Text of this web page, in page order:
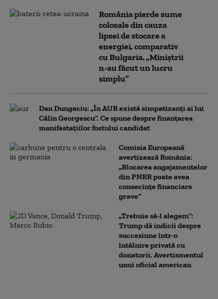
România pierde sume
colosale din cauza
lipsei de stocare a
energiei, comparativ
cu Bulgaria. „Miniștrii
n-au făcut un lucru
simplu”
Dan Dungaciu: „În AUR există simpatizanți ai lui
Călin Georgescu”. Ce spune despre finanțarea
manifestațiilor fostului candidat
Comisia Europeană
avertizează România:
„Blocarea angajamentelor
din PNRR poate avea
consecințe financiare
grave”
„Trebuie să-l alegem”:
Trump dă indicii despre
succesiune într-o
întâlnire privată cu
donatorii. Avertismentul
unui oficial american